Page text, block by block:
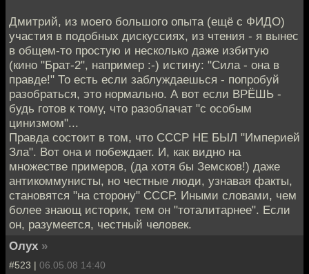
Дмитрий, из моего большого опыта (ещё с ФИДО)
участия в подобных дискуссиях, из чтения - я вынес
в общем-то простую и несколько даже избитую
(кино "Брат-2", например :-) истину: "Сила - она в
правде!" То есть если заблуждаешься - попробуй
разобраться, это нормально. А вот если ВРЁШЬ -
будь готов к тому, что разоблачат "с особым
цинизмом"...
Правда состоит в том, что СССР НЕ БЫЛ "Империей
Зла". Вот она и побеждает. И, как видно на
множестве примеров, (да хотя бы Земсков!) даже
антикоммунисты, но честные люди, узнавая факты,
становятся "на сторону" СССР. Иными словами, чем
более знающ историк, тем он "тоталитарнее". Если
он, разумеется, честный человек.
Олух »
#523 | 06.05.08 14:40